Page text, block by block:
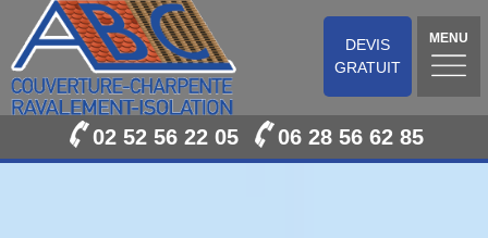
DEVIS
GRATUIT
MENU
02 52 56 22 05 06 28 56 62 85